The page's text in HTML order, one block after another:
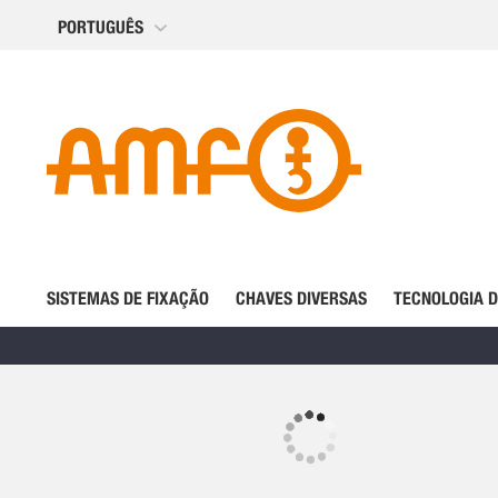
Conteúdo
PORTUGUÊS
SISTEMAS DE FIXAÇÃO CHAVES DIVERSAS TECNOLOGIA